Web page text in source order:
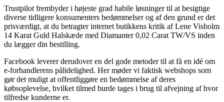
Trustpilot frembyder i højeste grad habile løsninger til at besigtige
diverse tidligere konsumenters bedømmelser og af den grund er det
prisværdigt, at du betragter internet butikkens kritik af Lene Visholm
14 Karat Guld Halskæde med Diamanter 0,02 Carat TW/VS inden
du lægger din bestilling.
Facebook leverer derudover en del gode metoder til at få en idé om
e-forhandlerens pålidelighed. Her møder vi faktisk webshops som
gør det muligt at offentliggøre en bedømmelse af deres
købsoplevelse, hvilket tilmed burde tages i brug til afvejning af hvor
tilfredse kunderne er.